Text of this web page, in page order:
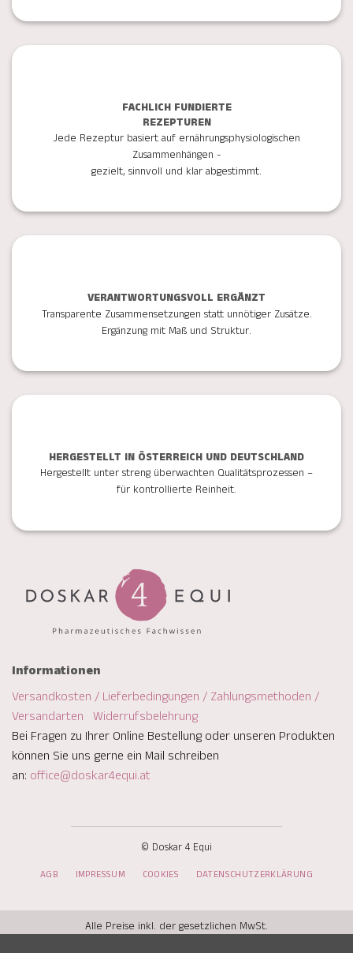
FACHLICH FUNDIERTE
REZEPTUREN
Jede Rezeptur basiert auf ernährungsphysiologischen
Zusammenhängen -
gezielt, sinnvoll und klar abgestimmt.
VERANTWORTUNGSVOLL ERGÄNZT
Transparente Zusammensetzungen statt unnötiger Zusätze.
Ergänzung mit Maß und Struktur.
HERGESTELLT IN ÖSTERREICH UND DEUTSCHLAND
Hergestellt unter streng überwachten Qualitätsprozessen –
für kontrollierte Reinheit.
Informationen
Versandkosten / Lieferbedingungen / Zahlungsmethoden /
Versandarten Widerrufsbelehrung
Bei Fragen zu Ihrer Online Bestellung oder unseren Produkten
können Sie uns gerne ein Mail schreiben
an: office@doskar4equi.at
© Doskar 4 Equi
AGB IMPRESSUM COOKIES DATENSCHUTZERKLÄRUNG
Alle Preise inkl. der gesetzlichen MwSt.